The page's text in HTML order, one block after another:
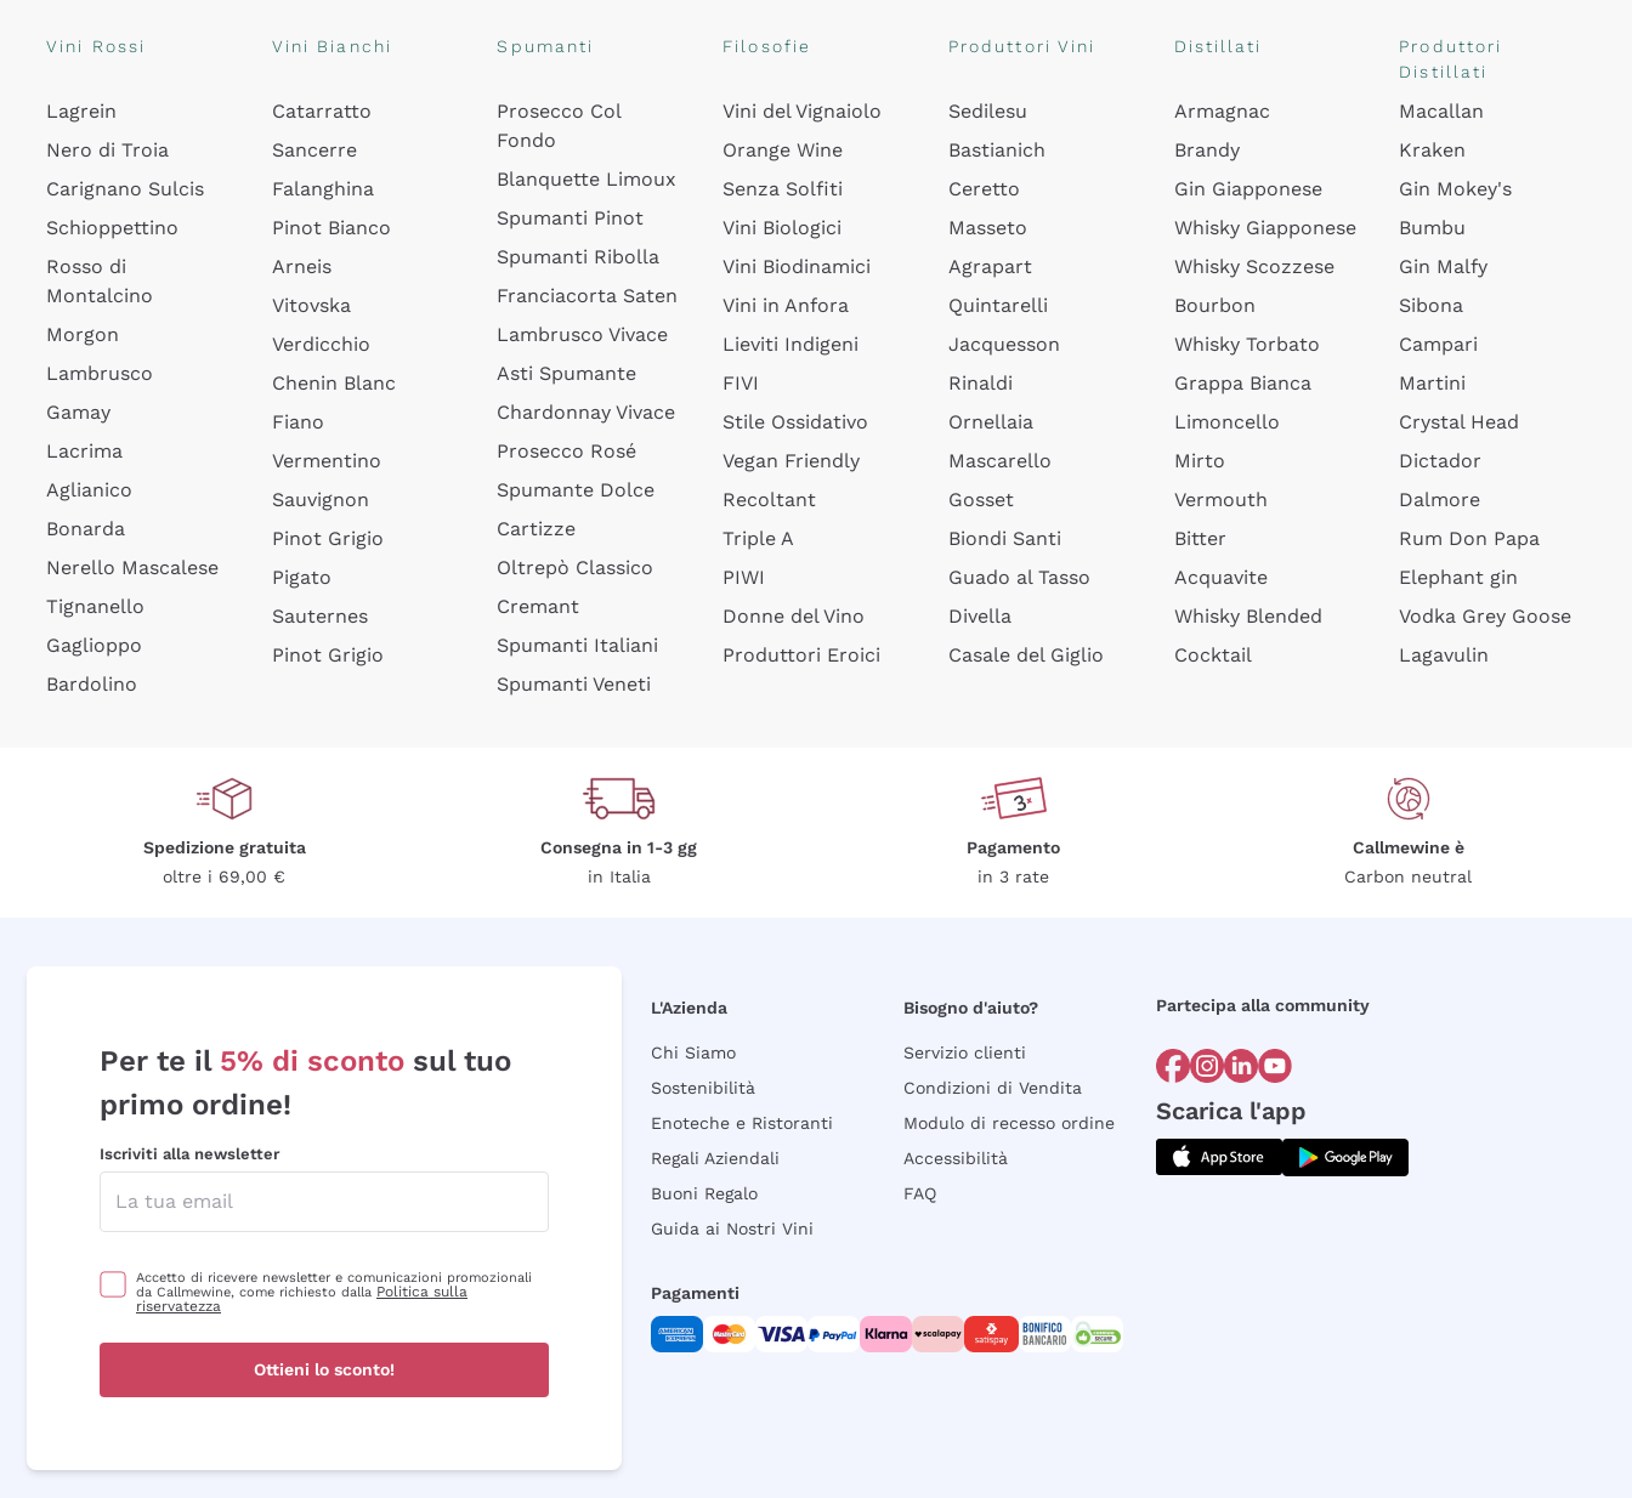
Vini Rossi
Lagrein
Nero di Troia
Carignano Sulcis
Schioppettino
Rosso di
Montalcino
Morgon
Lambrusco
Gamay
Lacrima
Aglianico
Bonarda
Nerello Mascalese
Tignanello
Gaglioppo
Bardolino
Vini Bianchi
Catarratto
Sancerre
Falanghina
Pinot Bianco
Arneis
Vitovska
Verdicchio
Chenin Blanc
Fiano
Vermentino
Sauvignon
Pinot Grigio
Pigato
Sauternes
Pinot Grigio
Spumanti
Prosecco Col
Fondo
Blanquette Limoux
Spumanti Pinot
Spumanti Ribolla
Franciacorta Saten
Lambrusco Vivace
Asti Spumante
Chardonnay Vivace
Prosecco Rosé
Spumante Dolce
Cartizze
Oltrepò Classico
Cremant
Spumanti Italiani
Spumanti Veneti
Filosofie
Vini del Vignaiolo
Orange Wine
Senza Solfiti
Vini Biologici
Vini Biodinamici
Vini in Anfora
Lieviti Indigeni
FIVI
Stile Ossidativo
Vegan Friendly
Recoltant
Triple A
PIWI
Donne del Vino
Produttori Eroici
Produttori Vini
Sedilesu
Bastianich
Ceretto
Masseto
Agrapart
Quintarelli
Jacquesson
Rinaldi
Ornellaia
Mascarello
Gosset
Biondi Santi
Guado al Tasso
Divella
Casale del Giglio
Distillati
Armagnac
Brandy
Gin Giapponese
Whisky Giapponese
Whisky Scozzese
Bourbon
Whisky Torbato
Grappa Bianca
Limoncello
Mirto
Vermouth
Bitter
Acquavite
Whisky Blended
Cocktail
Produttori
Distillati
Macallan
Kraken
Gin Mokey's
Bumbu
Gin Malfy
Sibona
Campari
Martini
Crystal Head
Dictador
Dalmore
Rum Don Papa
Elephant gin
Vodka Grey Goose
Lagavulin
Spedizione gratuita
oltre i 69,00 €
Consegna in 1-3 gg
in Italia
Pagamento
in 3 rate
Callmewine è
Carbon neutral
Per te il 5% di sconto sul tuo
primo ordine!
Iscriviti alla newsletter
Accetto di ricevere newsletter e comunicazioni promozionali
da Callmewine, come richiesto dalla Politica sulla
riservatezza
Ottieni lo sconto!
L'Azienda
Chi Siamo
Sostenibilità
Enoteche e Ristoranti
Regali Aziendali
Buoni Regalo
Guida ai Nostri Vini
Bisogno d'aiuto?
Servizio clienti
Condizioni di Vendita
Modulo di recesso ordine
Accessibilità
FAQ
Partecipa alla community
Scarica l'app
Pagamenti